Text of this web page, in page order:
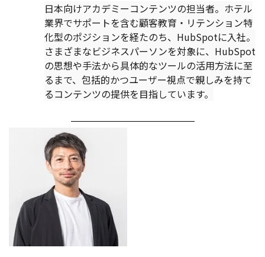
日本向けアカデミーコンテンツの担当者。ホテル
業界でサポートを含む顧客教育・リテンション特
化型のポジションを経たのち、HubSpotに入社。
さまざまなビジネスパーソンを対象に、HubSpot
の思想や手法から具体的なツールの活用方法に至
るまで、包括的かつユーザー視点で親しみを持て
るコンテンツの提供を目指しています。